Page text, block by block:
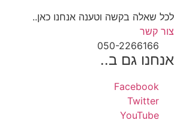
לכל שאלה בקשה וטענה אנחנו כאן..
צור קשר
050-2266166
אנחנו גם ב..
Facebook
Twitter
YouTube